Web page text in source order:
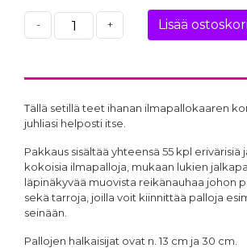
- + Lisää
Tällä setillä teet ihanan ilmapallokaaren
juhliasi helposti itse.
Pakkaus sisältää yhteensä 55 kpl erivärisiä
kokoisia ilmapalloja, mukaan lukien
läpinäkyvää muovista reikänauhaa johon
sekä tarroja, joilla voit kiinnittää palloja
seinään.
Pallojen halkaisijat ovat n. 13 cm ja 30 cm.